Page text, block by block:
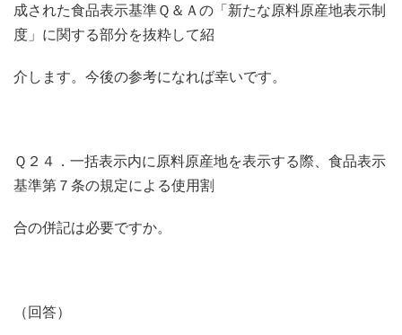
成された食品表示基準Ｑ＆Ａの「新たな原料原産地表示制
度」に関する部分を抜粋して紹
介します。今後の参考になれば幸いです。
Ｑ２４．一括表示内に原料原産地を表示する際、食品表示
基準第７条の規定による使用割
合の併記は必要ですか。
（回答）